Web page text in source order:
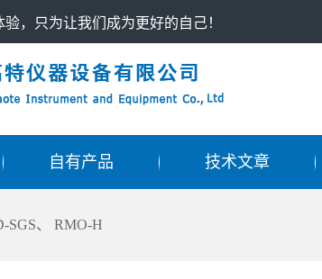
，只为让我们成为更好的自己！
自有产品 技术文章
SGS、 RMO-H